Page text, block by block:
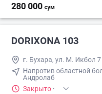
280 000 сум
DORIXONA 103
г. Бухара, ул. М. Икбол 7
Напротив областной
Андролаб
Закрыто ·